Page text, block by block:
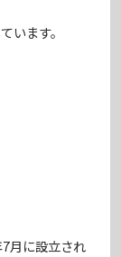
います。
月に設立され